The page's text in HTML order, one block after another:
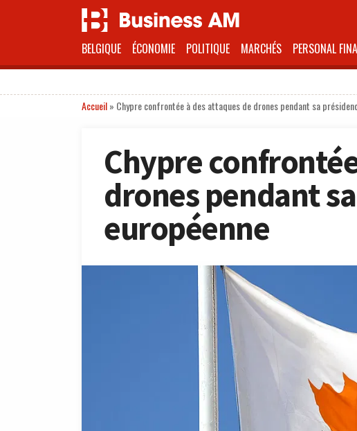
BELGIQUE ÉCONOMIE POLITIQUE MARCHÉS PERSONAL
Accueil» Chypre confrontée à des attaques de drones pendant sa
Chypre
drones pendant
européenne